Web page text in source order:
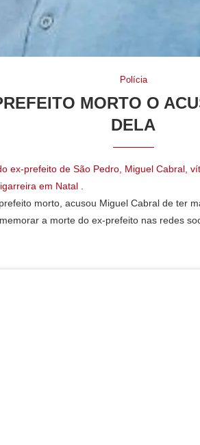
Polícia
MORTO O
DELA
ex-prefeito de São Pedro, Miguel Cabral,
em Natal
morto, acusou Miguel Cabral de ter
a morte do ex-prefeito nas redes